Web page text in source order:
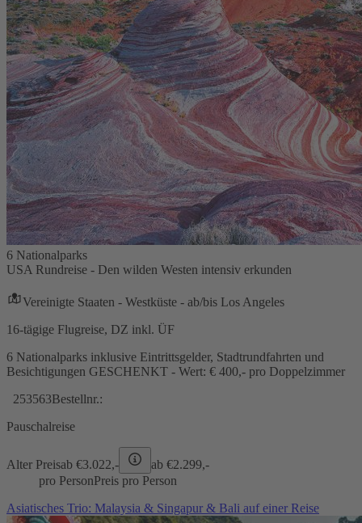
6 Nationalparks
USA Rundreise - Den wilden Westen intensiv erkunden
Vereinigte Staaten - Westküste - ab/bis Los Angeles
16-tägige Flugreise, DZ inkl. ÜF
6 Nationalparks inklusive Eintrittsgelder, Stadtrundfahrten und
Besichtigungen GESCHENKT - Wert: € 400,- pro Doppelzimmer
253563Bestellnr.:
Pauschalreise
Alter Preisab €3.022,- ab €2.299,-
pro PersonPreis pro Person
Asiatisches Trio: Malaysia & Singapur & Bali auf einer Reise